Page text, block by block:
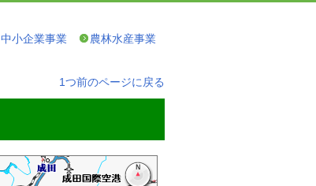
中小企業事業 農林水産事業
1つ前のページに戻る